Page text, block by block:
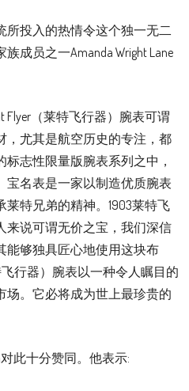
所投入的热情令这个独一无二
成员之一Amanda Wright Lane
Flyer（莱特飞行器）腕表可谓
，尤其是航空历史的专注，都
志性限量版腕表系列之中，
宝名表是一家以制造优质腕表
特兄弟的精神。1903莱特飞
来说可谓无价之宝，我们深信
能够独具匠心地使用这块布
飞行器）腕表以一种令人瞩目的
场。它必将成为世上最珍贵的
此十分赞同。他表示: